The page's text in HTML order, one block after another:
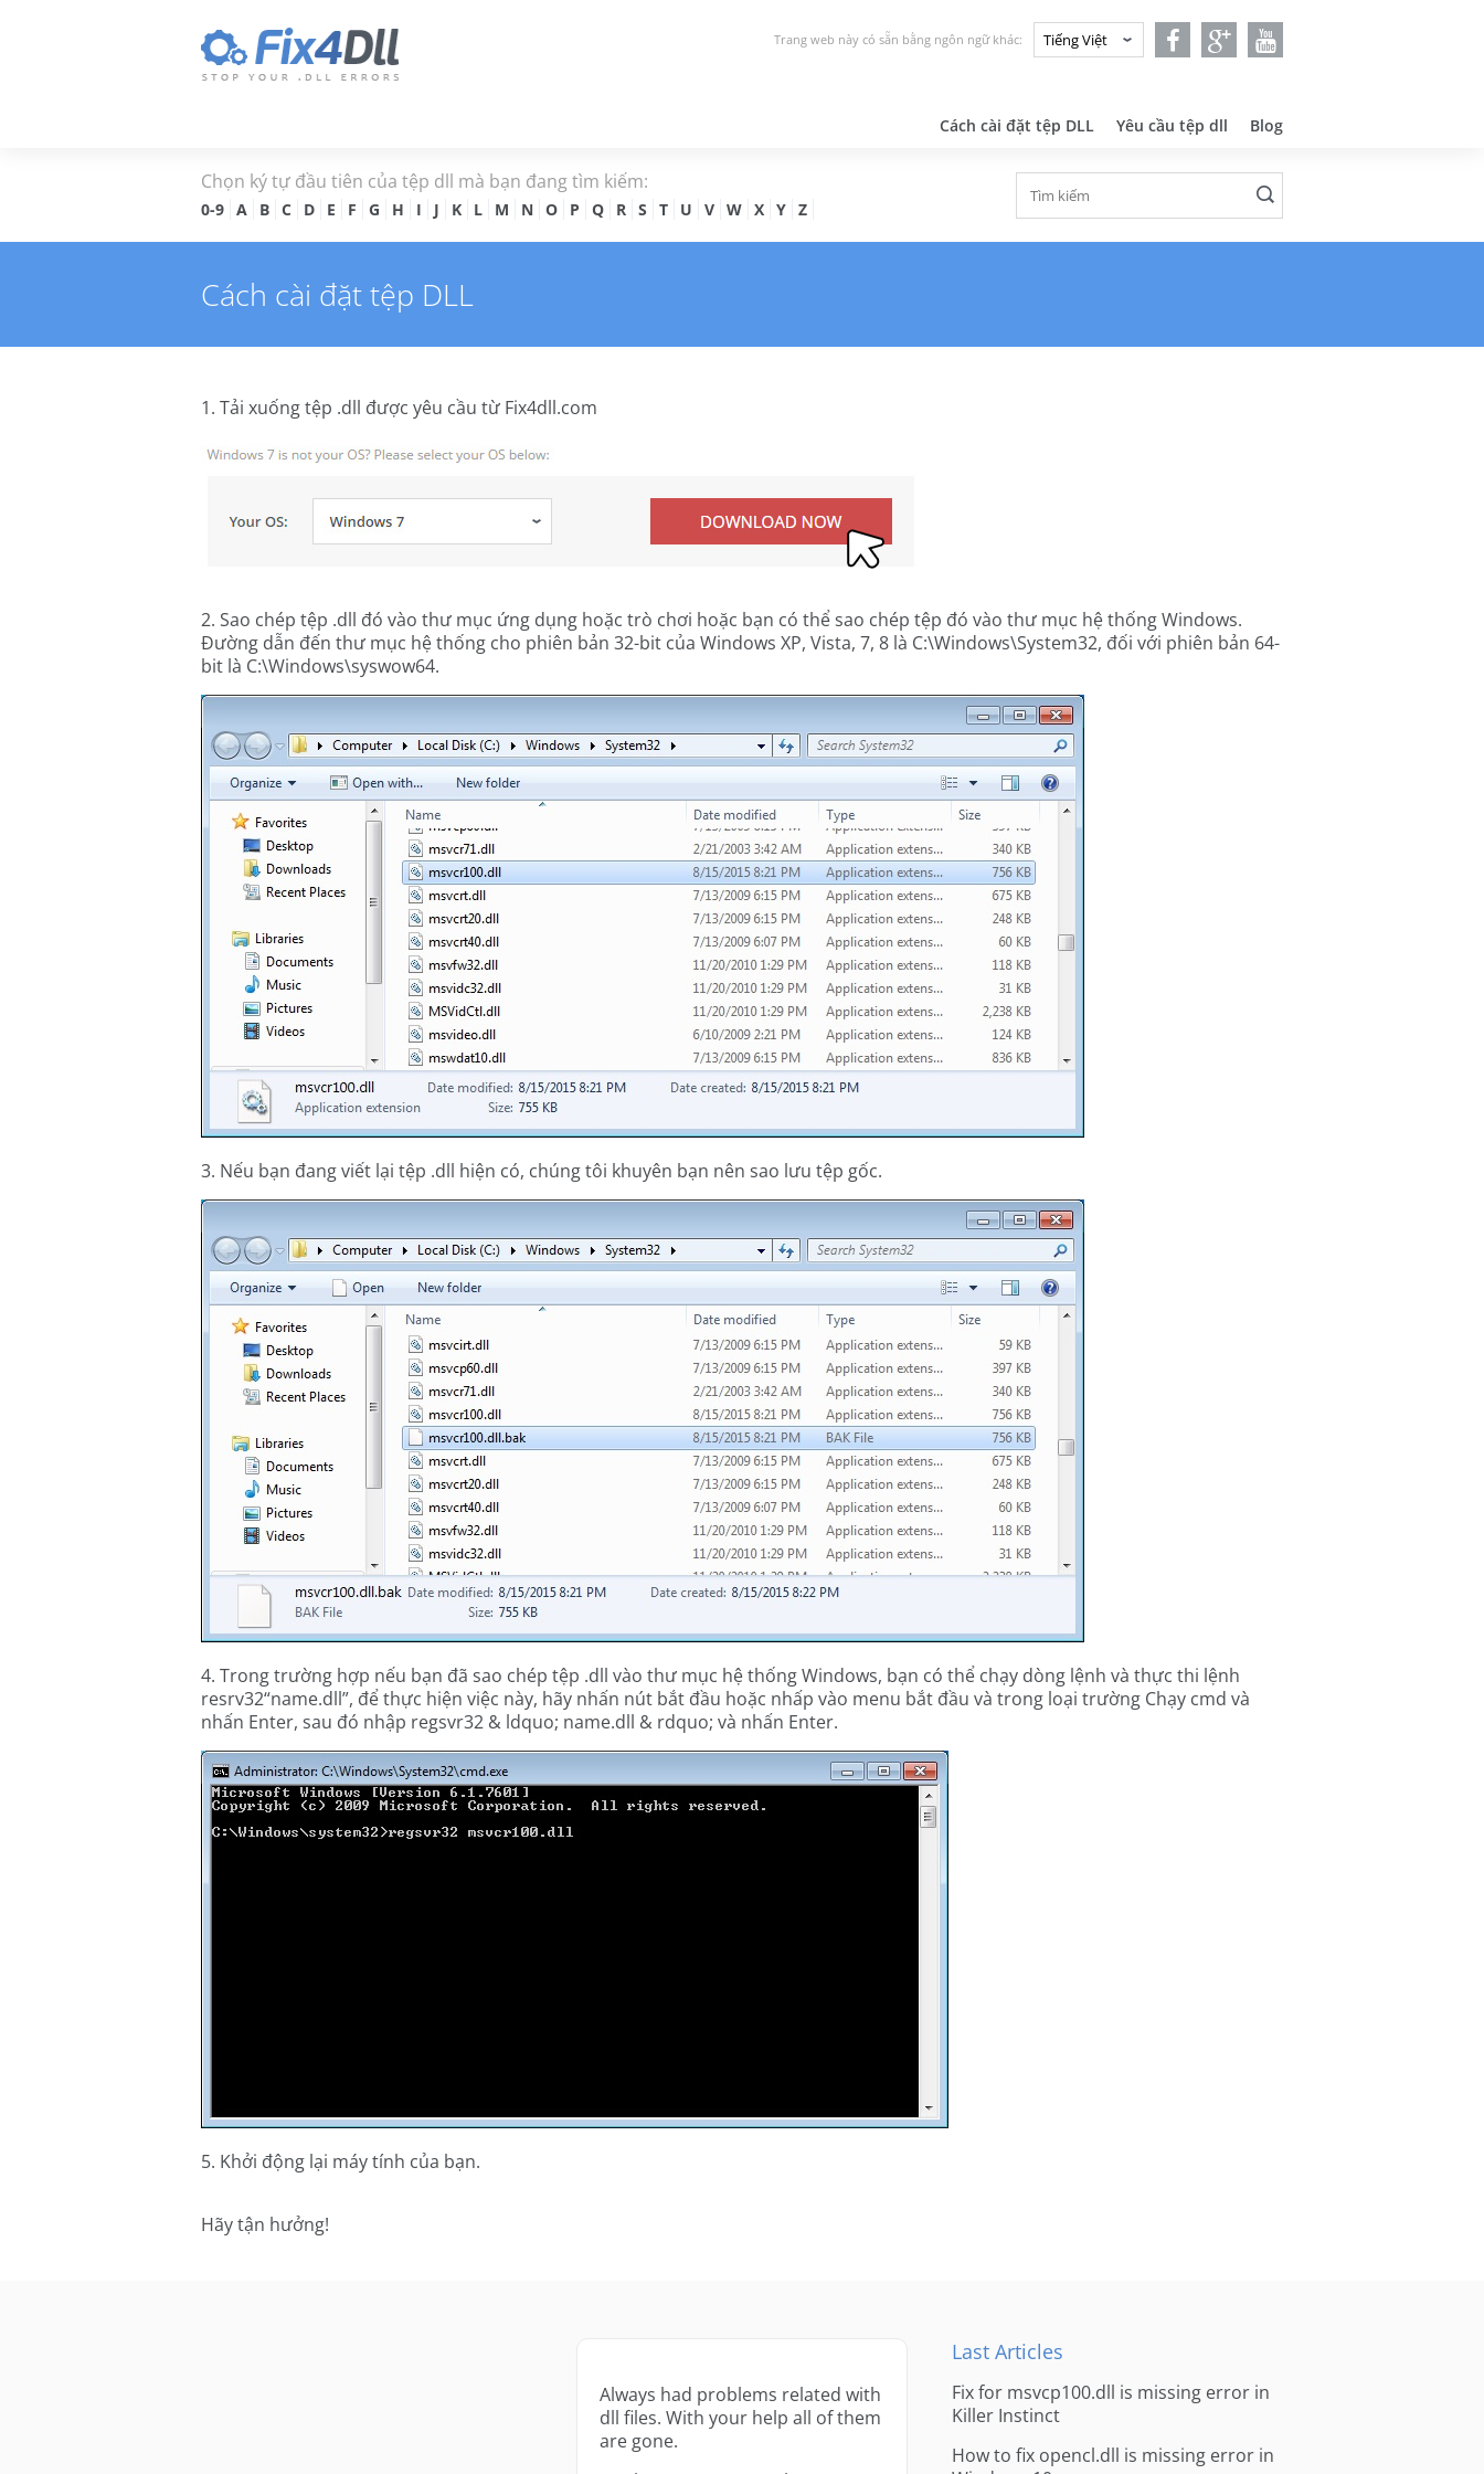
Trang web này có sẵn bằng ngôn ngữ khác:
Cách cài đặt tệp DLL Yêu cầu tệp dll Blog
Chọn ký tự đầu tiên của tệp dll mà bạn đang tìm kiếm:
0-9 A B C D E F G H I J K L M N O P Q R S T U V W X Y Z
Cách cài đặt tệp DLL
1. Tải xuống tệp .dll được yêu cầu từ Fix4dll.com
2. Sao chép tệp .dll đó vào thư mục ứng dụng hoặc trò chơi hoặc bạn có thể sao chép tệp đó vào thư mục hệ thống Windows.
Đường dẫn đến thư mục hệ thống cho phiên bản 32-bit của Windows XP, Vista, 7, 8 là C:\Windows\System32, đối với phiên bản 64-
bit là C:\Windows\syswow64.
3. Nếu bạn đang viết lại tệp .dll hiện có, chúng tôi khuyên bạn nên sao lưu tệp gốc.
4. Trong trường hợp nếu bạn đã sao chép tệp .dll vào thư mục hệ thống Windows, bạn có thể chạy dòng lệnh và thực thi lệnh
resrv32“name.dll”, để thực hiện việc này, hãy nhấn nút bắt đầu hoặc nhấp vào menu bắt đầu và trong loại trường Chạy cmd và
nhấn Enter, sau đó nhập regsvr32 & ldquo; name.dll & rdquo; và nhấn Enter.
5. Khởi động lại máy tính của bạn.
Hãy tận hưởng!
Always had problems related with
dll files. With your help all of them
are gone.
Last Articles
Fix for msvcp100.dll is missing error in
Killer Instinct
How to fix opencl.dll is missing error in